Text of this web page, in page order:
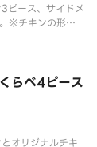
ピース、サイドメ
※チキンの形状
らべ4ピース
オリジナルチキ